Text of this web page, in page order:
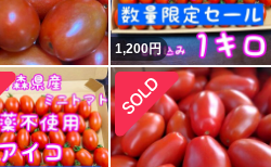
1,200円